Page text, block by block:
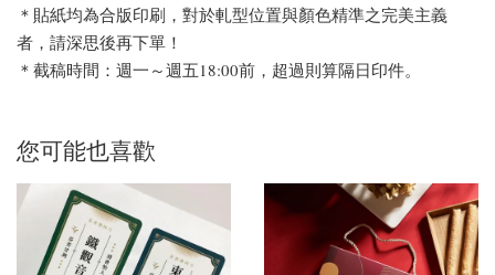
＊貼紙均為合版印刷，對於軋型位置與顏色精準之完美主義
者，請深思後再下單！
＊截稿時間：週一～週五18:00前，超過則算隔日印件。
您可能也喜歡